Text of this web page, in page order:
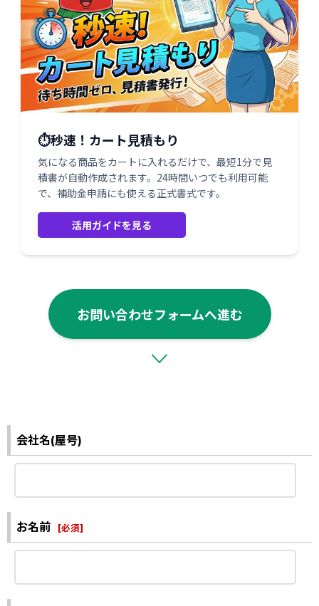
⏱️秒速！カート見積もり
気になる商品をカートに入れるだけで、最短1分で見
積書が自動作成されます。24時間いつでも利用可能
で、補助金申請にも使える正式書式です。
活用ガイドを見る
お問い合わせフォームへ進む
会社名(屋号)
お名前 [必須]